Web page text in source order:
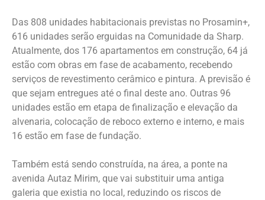
Das 808 unidades habitacionais previstas no Prosamin+,
616 unidades serão erguidas na Comunidade da Sharp.
Atualmente, dos 176 apartamentos em construção, 64 já
estão com obras em fase de acabamento, recebendo
serviços de revestimento cerâmico e pintura. A previsão é
que sejam entregues até o final deste ano. Outras 96
unidades estão em etapa de finalização e elevação da
alvenaria, colocação de reboco externo e interno, e mais
16 estão em fase de fundação.
Também está sendo construída, na área, a ponte na
avenida Autaz Mirim, que vai substituir uma antiga
galeria que existia no local, reduzindo os riscos de